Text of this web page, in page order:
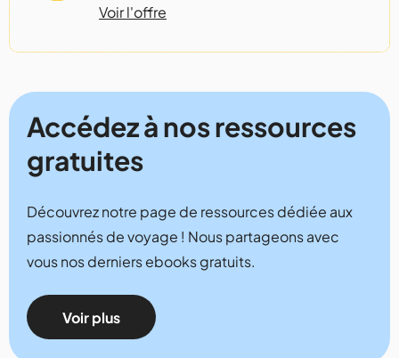
Voir l'offre
Accédez à nos ressources
gratuites
Découvrez notre page de ressources dédiée aux
passionnés de voyage ! Nous partageons avec
vous nos derniers ebooks gratuits.
Voir plus